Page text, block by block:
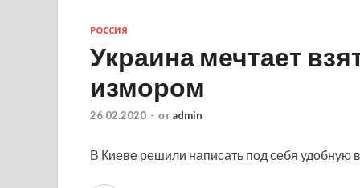
РОССИЯ
Украина мечтает
измором
26.02.2020 - от admin
В Киеве решили написать под себя удобную